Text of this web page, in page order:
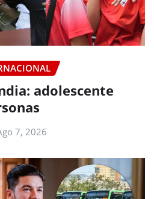
adolescente
7, 2026